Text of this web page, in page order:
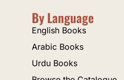
By Language
English Books
Arabic Books
Urdu Books